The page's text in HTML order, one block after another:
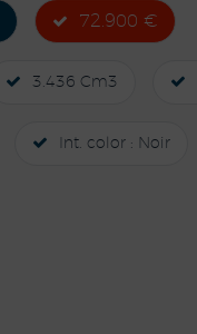
72.900 €
3.436 Cm3
Int. color : Noir